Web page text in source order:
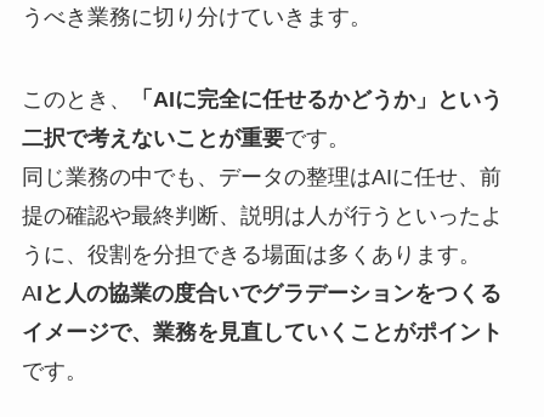
うべき業務に切り分けていきます。
このとき、
「AIに完全に任せるかどうか」という
二択で考えないことが重要です。
同じ業務の中でも、データの整理はAIに任せ、前
提の確認や最終判断、説明は人が行うといったよ
うに、役割を分担できる場面は多くあります。
AIと人の協業の度合いでグラデーションをつくる
イメージで、業務を見直していくことがポイント
です。